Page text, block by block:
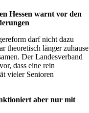
Hessen warnt vor den
darf nicht dazu
theoretisch länger zuhause
Der Landesverband
dass eine rein
vieler Senioren
aber nur mit